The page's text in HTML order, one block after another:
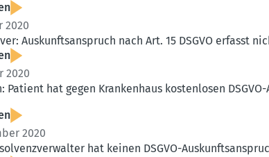
2020
Auskunfts­an­spruch nach Art. 15 DSGVO erfasst
2020
Patient hat gegen Krankenhaus kosten­losen
2020
hat keinen DSGVO-